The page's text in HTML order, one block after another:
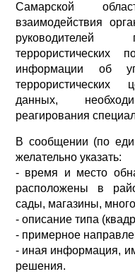
Самарской
взаимодействия
руководителей
террористических
информации об
террористических
данных,
реагирования
В сообщении (по
желательно указать:
- время и место
расположены в
сады, магазины,
- описание типа
- примерное
- иная информация,
решения.